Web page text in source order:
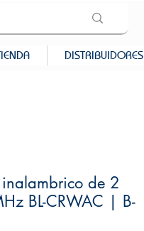
DISTRIBUIDORES
de 2
BL-CRWAC | B-